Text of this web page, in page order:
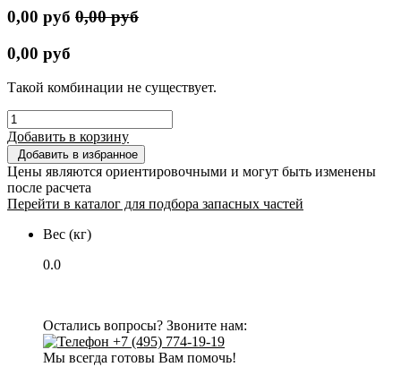
0,00 руб 0,00руб
0,00 руб
Такой комбинации не существует.
Добавить в корзину
Добавить в избранное
Цены являются ориентировочными и могут быть изменены
после расчета
Перейти в каталог для подбора запасных частей
Вес (кг)
0.0
Остались вопросы? Звоните нам:
+7 (495) 774-19-19
Мы всегда готовы Вам помочь!